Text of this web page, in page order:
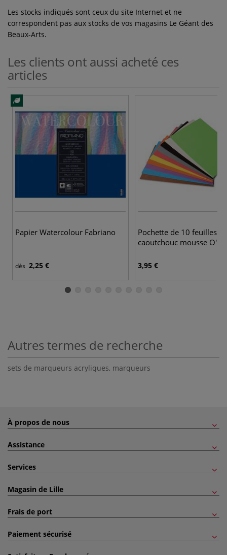
Les stocks indiqués sont ceux du site Internet et ne
correspondent pas aux stocks de vos magasins Le Géant des
Beaux-Arts.
Les clients ont aussi acheté ces
articles
Papier Watercolour Fabriano
dès 2,25 €
Pochette de 10 feuilles
caoutchouc mousse
3,95 €
Autres termes de recherche
sets de marqueurs acryliques, marqueurs
À propos de nous
Assistance
Services
Magasin de Lille
Frais de port
Paiement sécurisé